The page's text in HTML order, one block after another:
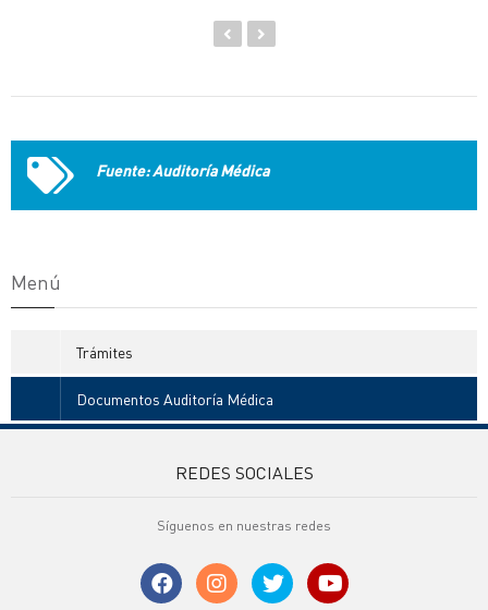
Fuente: Auditoría Médica
Menú
Trámites
Documentos Auditoría Médica
REDES SOCIALES
Síguenos en nuestras redes